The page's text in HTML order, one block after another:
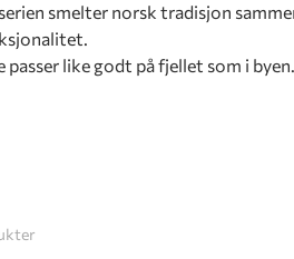
smelter norsk tradisjon
passer like godt på fjellet som i byen.